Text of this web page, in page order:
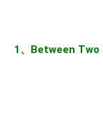
1、Between Two